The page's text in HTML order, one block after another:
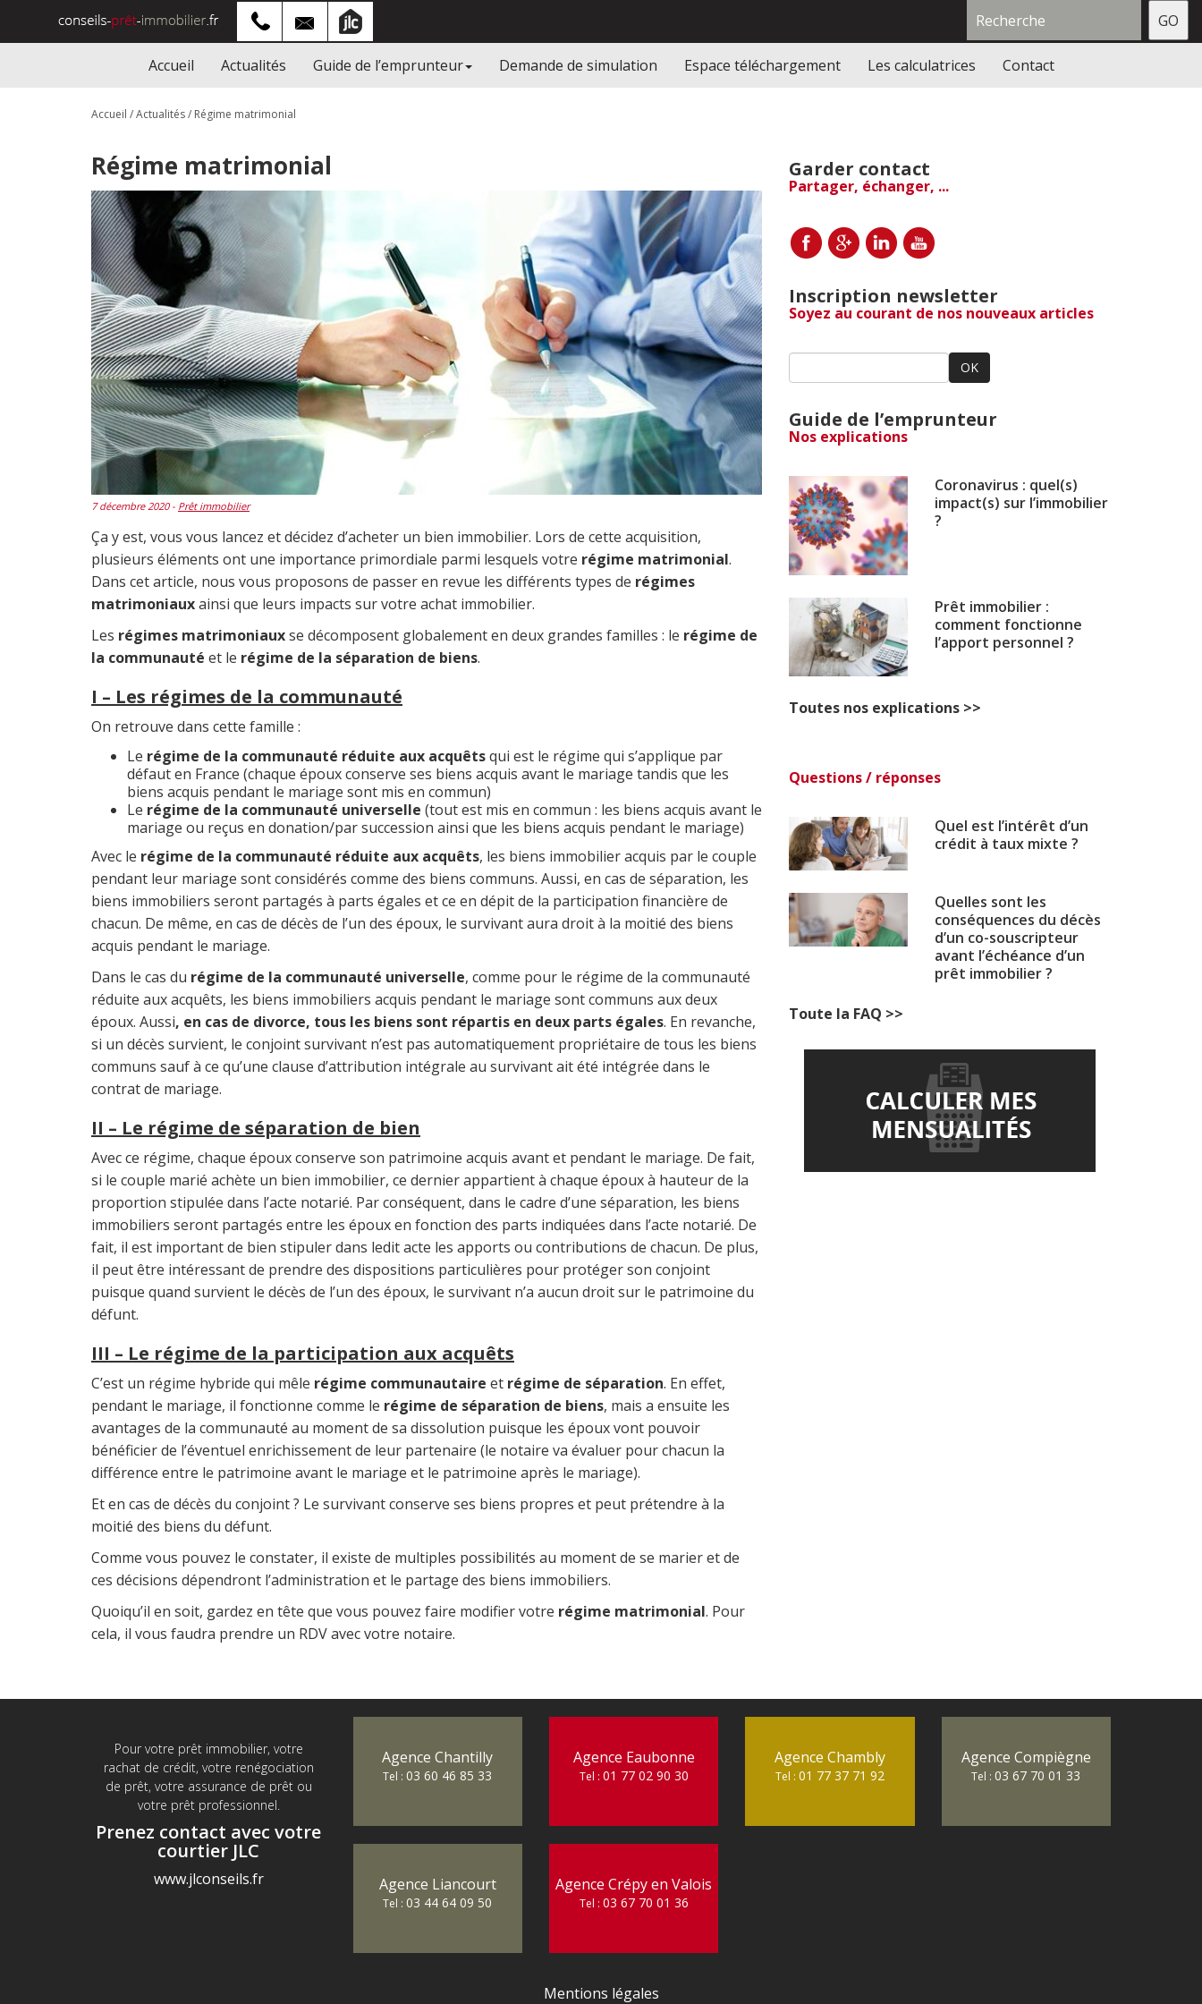
Accueil Actualités Guide de l’emprunteur Demande de simulation Espace téléchargement Les calculatrices Contact
Accueil /Actualités/ Régime matrimonial
Régime matrimonial
7 décembre 2020 - Prêt immobilier
Ça y est, vous vous lancez et décidez d’acheter un bien immobilier. Lors de cette acquisition,
plusieurs éléments ont une importance primordiale parmi lesquels votre régime matrimonial.
Dans cet article, nous vous proposons de passer en revue les différents types de régimes
matrimoniauxainsi que leurs impacts sur votre achat immobilier.
Les régimes matrimoniauxse décomposent globalement en deux grandes familles : le régime de
la communauté et le régime de la séparation de biens.
I – Les régimes de la communauté
On retrouve dans cette famille :
Le régime de la communauté réduite aux acquêtsqui est le régime qui s’applique par
défaut en France (chaque époux conserve ses biens acquis avant le mariage tandis que les
biens acquis pendant le mariage sont mis en commun)
Le régime de la communauté universelle (tout est mis en commun : les biens acquis avant le
mariage ou reçus en donation/par succession ainsi que les biens acquis pendant le mariage)
Avec le régime de la communauté réduite aux acquêts, les biens immobilier acquis par le couple
pendant leur mariage sont considérés comme des biens communs. Aussi, en cas de séparation, les
biens immobiliers seront partagés à parts égales et ce en dépit de la participation financière de
chacun. De même, en cas de décès de l’un des époux, le survivant aura droit à la moitié des biens
acquis pendant le mariage.
Dans le cas du régime de la communauté universelle, comme pour le régime de la communauté
réduite aux acquêts, les biens immobiliers acquis pendant le mariage sont communs aux deux
époux. Aussi, en cas de divorce, tous les biens sont répartis en deux parts égales. En revanche,
si un décès survient, le conjoint survivant n’est pas automatiquement propriétaire de tous les biens
communs sauf à ce qu’une clause d’attribution intégrale au survivant ait été intégrée dans le
contrat de mariage.
II – Le régime de séparation de bien
Avec ce régime, chaque époux conserve son patrimoine acquis avant et pendant le mariage. De fait,
si le couple marié achète un bien immobilier, ce dernier appartient à chaque époux à hauteur de la
proportion stipulée dans l’acte notarié. Par conséquent, dans le cadre d’une séparation, les biens
immobiliers seront partagés entre les époux en fonction des parts indiquées dans l’acte notarié. De
fait, il est important de bien stipuler dans ledit acte les apports ou contributions de chacun. De plus,
il peut être intéressant de prendre des dispositions particulières pour protéger son conjoint
puisque quand survient le décès de l’un des époux, le survivant n’a aucun droit sur le patrimoine du
défunt.
III – Le régime de la participation aux acquêts
C’est un régime hybride qui mêle régime communautaire et régime de séparation. En effet,
pendant le mariage, il fonctionne comme le régime de séparation de biens, mais a ensuite les
avantages de la communauté au moment de sa dissolution puisque les époux vont pouvoir
bénéficier de l’éventuel enrichissement de leur partenaire (le notaire va évaluer pour chacun la
différence entre le patrimoine avant le mariage et le patrimoine après le mariage).
Et en cas de décès du conjoint ? Le survivant conserve ses biens propres et peut prétendre à la
moitié des biens du défunt.
Comme vous pouvez le constater, il existe de multiples possibilités au moment de se marier et de
ces décisions dépendront l’administration et le partage des biens immobiliers.
Quoiqu’il en soit, gardez en tête que vous pouvez faire modifier votre régime matrimonial. Pour
cela, il vous faudra prendre un RDV avec votre notaire.
Garder contact
Partager, échanger, ...
Inscription newsletter
Soyez au courant de nos nouveaux articles
OK
Guide de l’emprunteur
Nos explications
Coronavirus : quel(s)
impact(s) sur l’immobilier
?
Prêt immobilier :
comment fonctionne
l’apport personnel ?
Toutes nos explications >>
Questions / réponses
Quel est l’intérêt d’un
crédit à taux mixte ?
Quelles sont les
conséquences du décès
d’un co-souscripteur
avant l’échéance d’un
prêt immobilier ?
Toute la FAQ >>
Pour votre prêt immobilier, votre
rachat de crédit, votre renégociation
de prêt, votre assurance de prêt ou
votre prêt professionnel.
Prenez contact avec votre
courtier JLC
www.jlconseils.fr
Agence Chantilly
Tel :03 60 46 85 33
Agence Eaubonne
Tel : 01 77 02 90 30
Agence Chambly
Tel : 01 77 37 71 92
Agence Compiègne
Tel :03 67 70 01 33
Agence Liancourt
Tel :03 44 64 09 50
Agence Crépy en Valois
Tel : 03 67 70 01 36
Mentions légales